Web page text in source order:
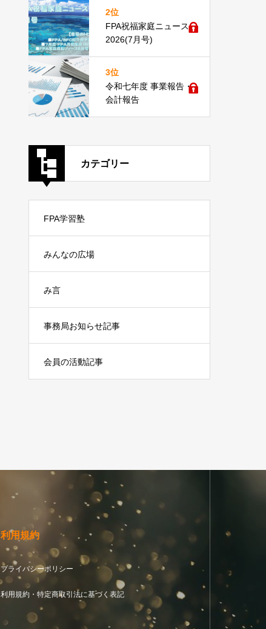
2位
FPA祝福家庭ニュース
2026(7月号)
3位
令和七年度 事業報告・
会計報告
カテゴリー
FPA学習塾
みんなの広場
み言
事務局お知らせ記事
会員の活動記事
利用規約
プライバシーポリシー
利用規約・特定商取引法に基づく表記